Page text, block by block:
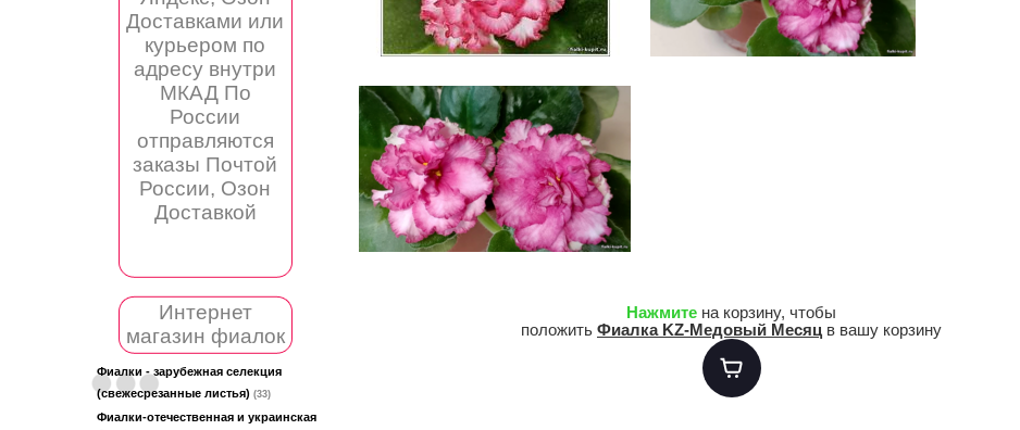
Доставками или
курьером по
адресу внутри
МКАД По
России
отправляются
заказы Почтой
России, Озон
Доставкой
Интернет
магазин фиалок
Фиалки - зарубежная селекция
(свежесрезанные листья) (33)
Фиалки-отечественная и украинская
Нажмите на корзину, чтобы
положить Фиалка KZ-Медовый Месяц в вашу корзину